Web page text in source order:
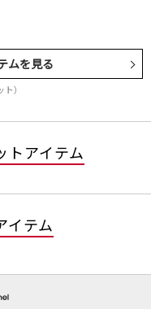
ムを見る
）
トアイテム
イテム